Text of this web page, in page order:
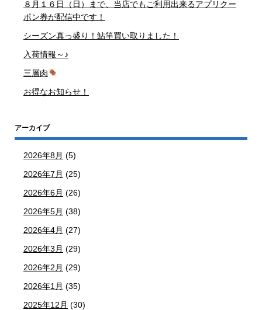
８月１６日（日）まで、当店でもご利用出来るアプリクー
ポン券が配信中です！
シーズン真っ盛り！鮎竿買い取りました！
入荷情報～♪
三層肉
お得なお知らせ！
アーカイブ
2026年8月 (5)
2026年7月 (25)
2026年6月 (26)
2026年5月 (38)
2026年4月 (27)
2026年3月 (29)
2026年2月 (29)
2026年1月 (35)
2025年12月 (30)